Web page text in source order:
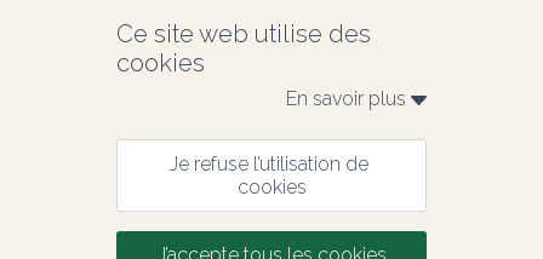
Ce site web utilise des
cookies
En savoir plus
Je refuse l’utilisation de
cookies